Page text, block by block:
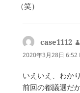
（笑）
case1112
2020年3月28日 6:52
いえいえ、わか
前回の都議選だ